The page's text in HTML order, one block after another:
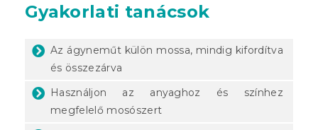
Gyakorlati tanácsok
Az ágyneműt külön mossa, mindig kifordítva
és összezárva
Használjon az anyaghoz és színhez
megfelelő mosószert